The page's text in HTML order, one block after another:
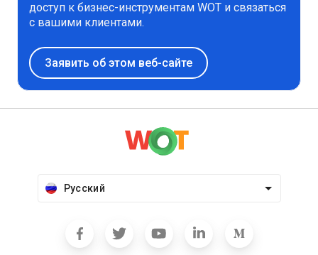
доступ к бизнес-инструментам WOT и связаться
с вашими клиентами.
Заявить об этом веб-сайте
Русский